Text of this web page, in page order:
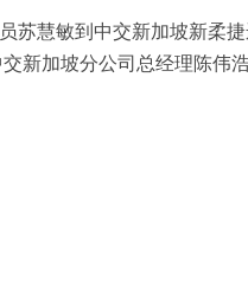
苏慧敏到中交新加坡新柔
新加坡分公司总经理陈伟浩